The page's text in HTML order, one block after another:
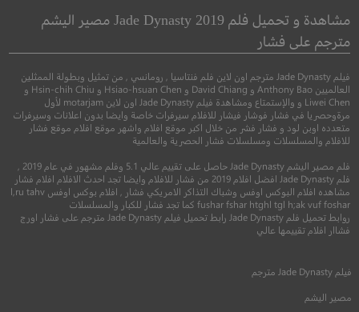
●
●
7.1
غرفة للإيجار
5.8
مشاهدة و تحميل فلم Jade Dynasty 2019 مصير اليشم
مترجم على فشار
فيلم Jade Dynasty مترجم اون لاين فلم فنتاسيا , رومانسي , من تمثيل وبطولة الممثلين
العالميين Anthony Bao و David Chiang و Hsiao-hsuan Chen و Hsin-chih Chiu و
Liwei Chen و والإستمتاع ومشاهدة فيلم Jade Dynasty اون لاين motarjam لأول
مرةوحصريا في فشار فوشار فيشار للافلام سيرفرات خاصة وايضا بدون اعلانات وسيرفرات
متعدده اوبن لود و فشار فشر من خلال اكبر موقع افلام واشهر موقع افلام موقع فشار
للافلام والمسلسلات ومسلسلات فشار الحصرية والعالمية
فلم Jade Dynasty افضل افلام 2019 من فشار للافلام وايضا تجد احدث الافلام افلام فشار
مشاهده افلام البوكس اوفس وشباك التذاكر الامريكي فشار , افلام بوكس اوفس l,ru tahv
fushar fshar htghl tgl h;ak vuf foshar كما تجد فشار للكبار والمسلسلات
روابط تحميل فلم Jade Dynasty رابط تحميل فيلم Jade Dynasty مترجم على فشار اورج
فشاار افلام تقييمها عالي
فيلم Jade Dynasty مترجم
مصير اليشم